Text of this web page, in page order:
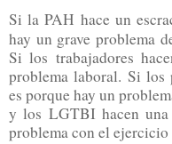
Si la PAH hace un
hay un grave problema
Si los trabajadores
problema laboral. Si los
es porque hay un
y los LGTBI hacen una
problema con el ejercicio